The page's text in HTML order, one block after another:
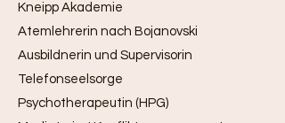
Kneipp Akademie
Atemlehrerin nach Bojanovski
Ausbildnerin und Supervisorin
Telefonseelsorge
Psychotherapeutin (HPG)